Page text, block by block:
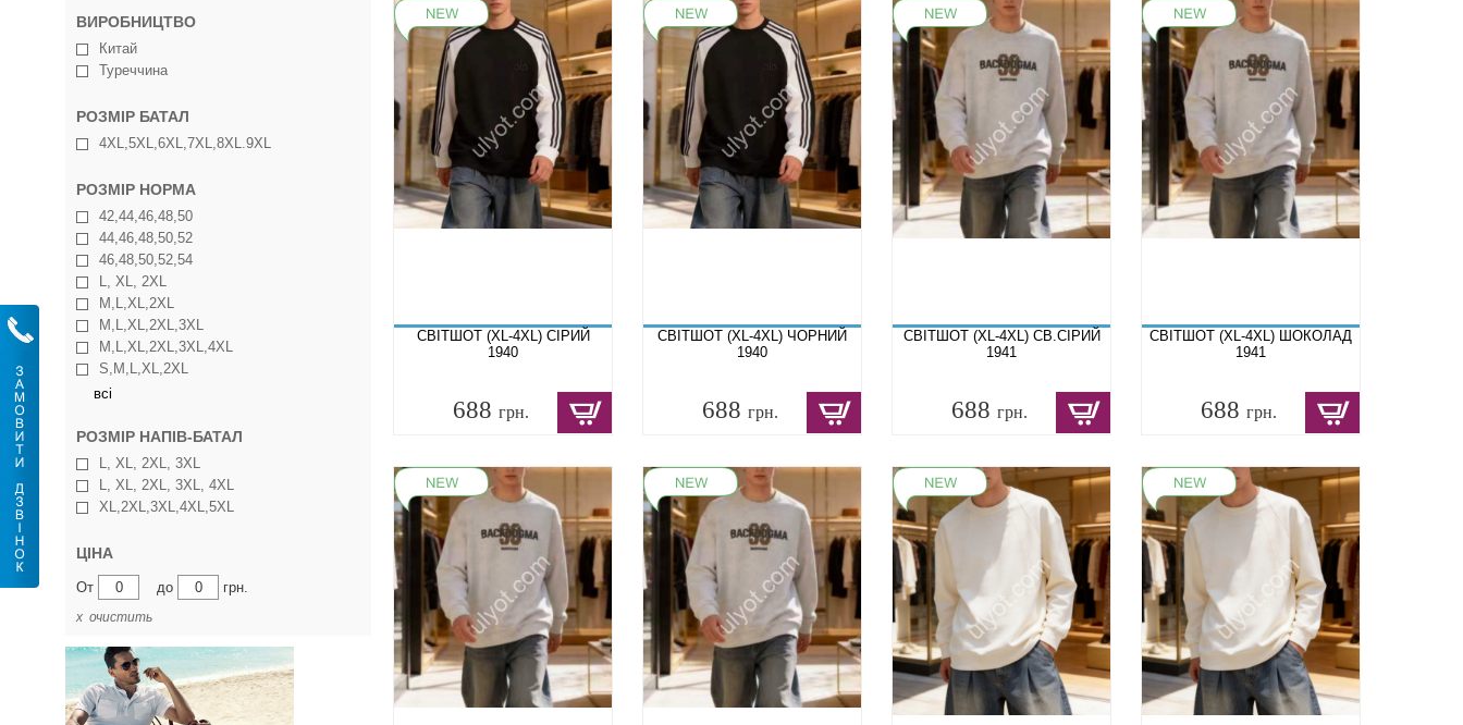
ВИРОБНИЦТВО
Китай
Туреччина
РОЗМІР БАТАЛ
4XL,5XL,6XL,7XL,8XL.9XL
РОЗМІР НОРМА
42,44,46,48,50
44,46,48,50,52
46,48,50,52,54
L, XL, 2XL
M,L,XL,2XL
M,L,XL,2XL,3XL
M,L,XL,2XL,3XL,4XL
S,M,L,XL,2XL
всі
РОЗМІР НАПІВ-БАТАЛ
L, XL, 2XL, 3XL
L, XL, 2XL, 3XL, 4XL
XL,2XL,3XL,4XL,5XL
ЦІНА
От до грн.
х очистить
СВІТШОТ (XL-4XL) СІРИЙ
1940
688 грн.
СВІТШОТ (XL-4XL) ЧОРНИЙ
1940
688 грн.
СВІТШОТ (XL-4XL) СВ.СІРИЙ
1941
688 грн.
СВІТШОТ (XL-4XL) ШОКОЛАД
1941
688 грн.